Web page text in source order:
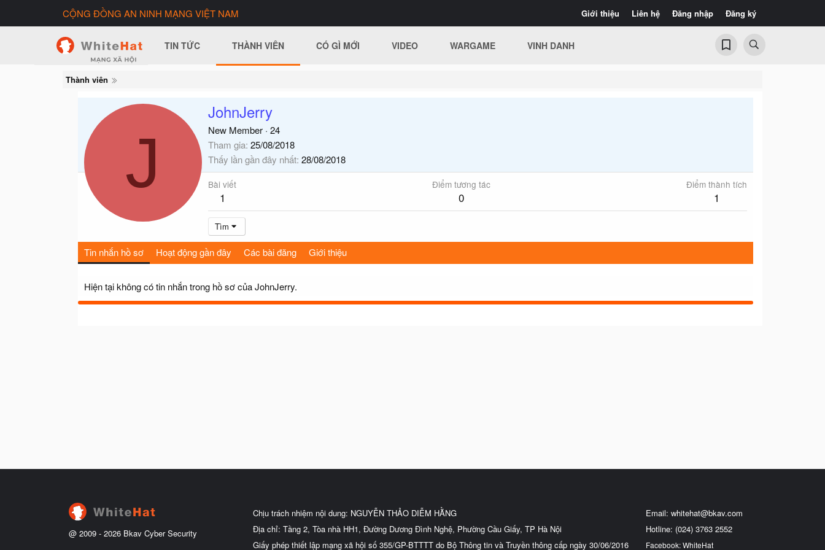
Giới thiệu Liên hệ Đăng nhập Đăng ký
CỘNG ĐỒNG AN NINH MẠNG VIỆT NAM
TIN TỨC THÀNH VIÊN CÓ GÌ MỚI VIDEO WARGAME VINH DANH
Thành viên
J
JohnJerry
New Member · 24
Tham gia 25/08/2018
Thấy lần gần đây nhất 28/08/2018
Bài viết
1
Điểm tương tác
0
Điểm thành tích
1
Tìm
Tin nhắn hồ sơ Hoạt động gần đây Các bài đăng Giới thiệu
Hiện tại không có tin nhắn trong hồ sơ của JohnJerry.
@ 2009 - 2026 Bkav Cyber Security
Chịu trách nhiệm nội dung: NGUYỄN THẢO DIỄM HẰNG
Địa chỉ: Tầng 2, Tòa nhà HH1, Đường Dương Đình Nghệ, Phường Cầu Giấy, TP Hà Nội
Giấy phép thiết lập mạng xã hội số 355/GP-BTTTT do Bộ Thông tin và Truyền thông cấp ngày 30/06/2016
Email: whitehat@bkav.com
Hotline: (024) 3763 2552
Facebook: WhiteHat